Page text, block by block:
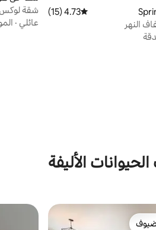
متوسط التقييم 4.73 من 5، 15 مراجعات
4.73 (15)
النهر
شقة لوكس
المدينة،
عائلي ·
الأليفة